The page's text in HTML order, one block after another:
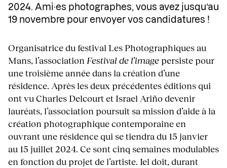
2024. Ami·es photographes, vous avez jusqu’au
19 novembre pour envoyer vos candidatures !
Organisatrice du festival Les Photographiques au
Mans, l’association Festival de l’imagepersiste pour
une troisième année dans la création d’une
résidence. Après les deux précédentes éditions qui
ont vu Charles Delcourt et Israel Ariño devenir
lauréats, l’association poursuit sa mission d’aide à la
création photographique contemporaine en
ouvrant une résidence qui se tiendra du 15 janvier
au 15 juillet 2024. Ce sont cinq semaines modulables
en fonction du projet de l’artiste. Iel doit, durant